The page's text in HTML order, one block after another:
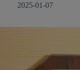
2025-01-07